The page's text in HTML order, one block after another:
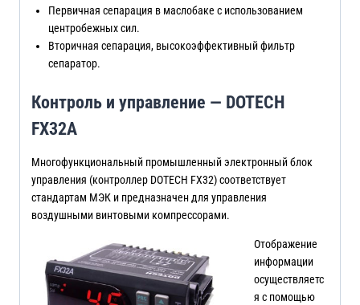
Первичная сепарация в маслобаке с использованием
центробежных сил.
Вторичная сепарация, высокоэффективный фильтр
сепаратор.
Контроль и управление — DOTECH
FX32A
Многофункциональный промышленный электронный блок
управления (контроллер DOTECH FX32) соответствует
стандартам МЭК и предназначен для управления
воздушными винтовыми компрессорами.
Отображение
информации
осуществляетс
я с помощью